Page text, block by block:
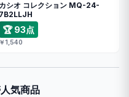
カシオ コレクション MQ-24-
7B2LLJH
🏆 93点
￥1,540
気商品